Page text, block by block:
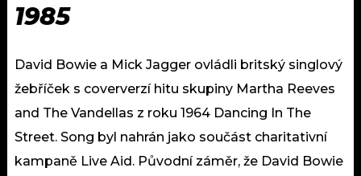
1985
David Bowie a Mick Jagger ovládli britský singlový
žebříček s coververzí hitu skupiny Martha Reeves
and The Vandellas z roku 1964 Dancing In The
Street. Song byl nahrán jako součást charitativní
kampaně Live Aid. Původní záměr, že David Bowie